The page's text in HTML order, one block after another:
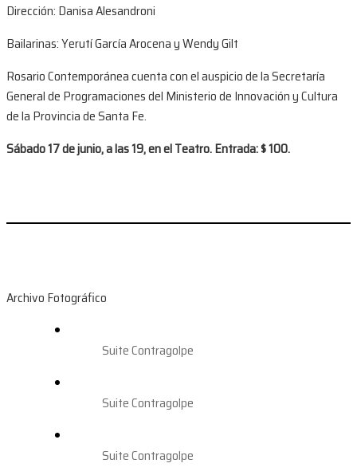
Dirección: Danisa Alesandroni
Bailarinas: Yerutí García Arocena y Wendy Gilt
Rosario Contemporánea cuenta con el auspicio de la Secretaría
General de Programaciones del Ministerio de Innovación y Cultura
de la Provincia de Santa Fe.
Sábado 17 de junio, a las 19, en el Teatro. Entrada: $ 100.
Archivo Fotográfico
Suite Contragolpe
Suite Contragolpe
Suite Contragolpe